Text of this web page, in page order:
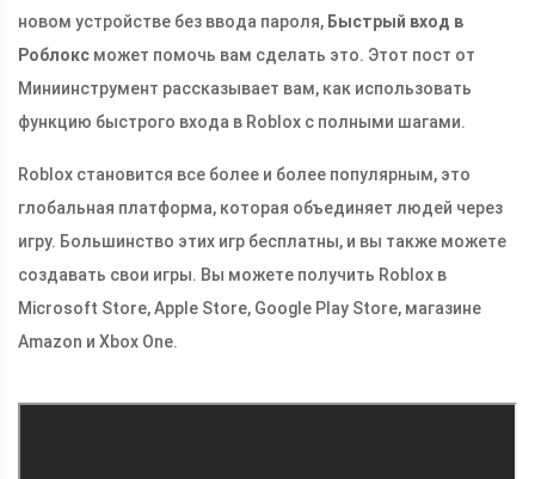
новом устройстве без ввода пароля, Быстрый вход в
Роблокс может помочь вам сделать это. Этот пост от
Миниинструмент рассказывает вам, как использовать
функцию быстрого входа в Roblox с полными шагами.
Roblox становится все более и более популярным, это
глобальная платформа, которая объединяет людей через
игру. Большинство этих игр бесплатны, и вы также можете
создавать свои игры. Вы можете получить Roblox в
Microsoft Store, Apple Store, Google Play Store, магазине
Amazon и Xbox One.